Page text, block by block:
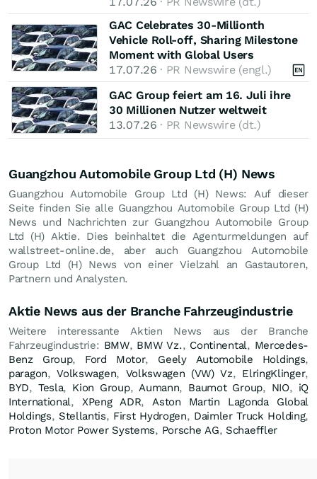
GAC Celebrates 30-Millionth
Vehicle Roll-off, Sharing Milestone
Moment with Global Users
17.07.26 · PR Newswire (engl.)
GAC Group feiert am 16. Juli ihre
30 Millionen Nutzer weltweit
13.07.26 · PR Newswire (dt.)
Guangzhou Automobile Group Ltd (H) News
Guangzhou Automobile Group Ltd (H) News: Auf dieser
Seite finden Sie alle Guangzhou Automobile Group Ltd (H)
News und Nachrichten zur Guangzhou Automobile Group
Ltd (H) Aktie. Dies beinhaltet die Agenturmeldungen auf
wallstreet-online.de, aber auch Guangzhou Automobile
Group Ltd (H) News von einer Vielzahl an Gastautoren,
Partnern und Analysten.
Aktie News aus der Branche Fahrzeugindustrie
Weitere interessante Aktien News aus der Branche
Fahrzeugindustrie: BMW, BMW Vz., Continental, Mercedes-
Benz Group, Ford Motor, Geely Automobile Holdings,
paragon,Volkswagen, Volkswagen (VW) Vz, ElringKlinger,
BYD, Tesla, Kion Group,Aumann, Baumot Group, NIO, iQ
International, XPeng ADR,Aston Martin Lagonda Global
Holdings, Stellantis, First Hydrogen, Daimler Truck Holding,
Proton Motor Power Systems, Porsche AG, Schaeffler